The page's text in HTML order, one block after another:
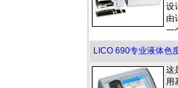
设
由
一
LICO 690专业液体色
这
用